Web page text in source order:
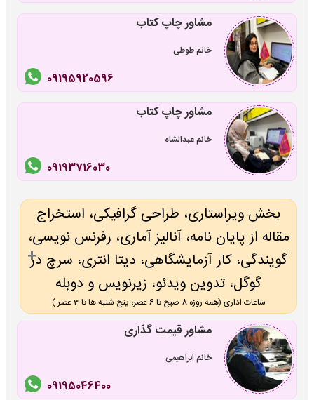
مشاور چاپ کتاب
خانم طوطی
09195920596
مشاور چاپ کتاب
خانم عبدالشاه
09193716030
بخش ویراستاری، طراحی گرافیکی، استخراج
مقاله از پایان نامه، آنالیز آماری، رفرنس نویسی،
گویندگی، کار آزمایشگاهی، دیتا انتری، سرچ در
گوگل، تدوین ویدئو، زیرنویس و دوبله
ساعات اداری (همه روزه 8 صبح تا 6 عصر، پنج شنبه ها تا 3 عصر )
مشاور قیمت گذاری
خانم ابراهیمی
09195046400